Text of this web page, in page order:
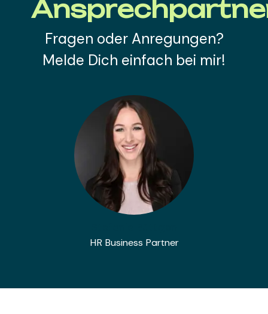
Fragen oder Anregungen?
Melde Dich einfach bei mir!
HR Business Partner